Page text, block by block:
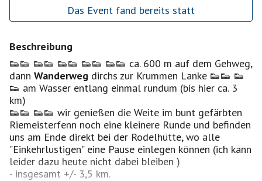
Das Event fand bereits statt
Beschreibung
👟👟 👟👟 👟👟 👟👟 👟👟 ca. 600 m auf dem Gehweg,
dann Wanderweg dirchs zur Krummen Lanke 👟👟 👟
👟 am Wasser entlang einmal rundum (bis hier ca. 3
km)
👟👟 👟👟 wir genießen die Weite im bunt gefärbten
Riemeisterfenn noch eine kleinere Runde und befinden
uns am Ende direkt bei der Rodelhütte, wo alle
"Einkehrlustigen" eine Pause einlegen können (ich kann
leider dazu heute nicht dabei bleiben )
- insgesamt +/- 3,5 km.